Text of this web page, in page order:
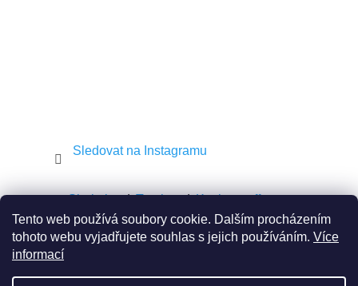
Tento web používá soubory cookie. Dalším procházením
tohoto webu vyjadřujete souhlas s jejich používáním. Více
informací
Sledovat na Instagramu
Shekel.cz Torah.cz Kosher-coffee.cz
Vytvořil Shoptet